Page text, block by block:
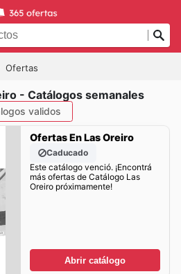
Ofertas
- Catálogos semanales
validos
Ofertas En Las Oreiro
Caducado
Este catálogo venció. ¡Encontrá
más ofertas de Catálogo Las
Oreiro próximamente!
Abrir catálogo